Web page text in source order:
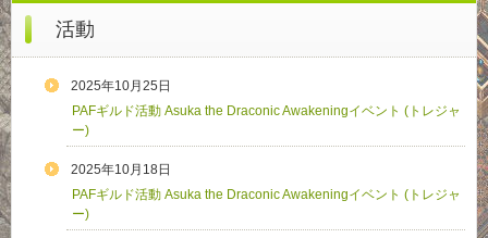
活動
2025年10月25日
PAFギルド活動 Asuka the Draconic Awakeningイベント (トレジャ
ー)
2025年10月18日
PAFギルド活動 Asuka the Draconic Awakeningイベント (トレジャ
ー)